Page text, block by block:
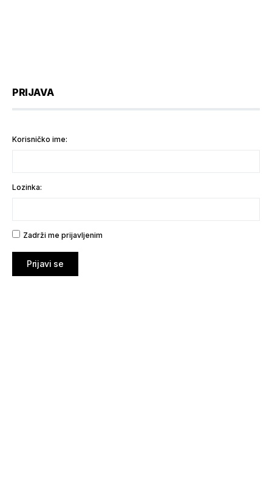
PRIJAVA
Korisničko ime:
Lozinka:
Zadrži me prijavljenim
Prijavi se